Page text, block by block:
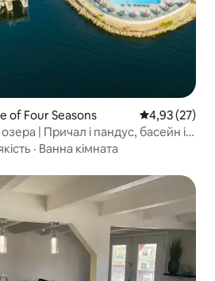
of Four Seasons Середня
4,93 (27)
| Причал і пандус, басейн і
· Ванна кімната